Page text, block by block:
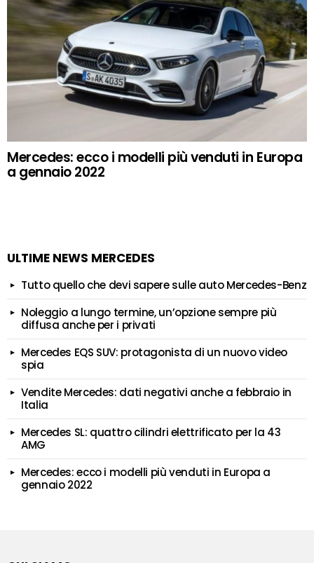
Mercedes: ecco i modelli più venduti in Europa
a gennaio 2022
ULTIME NEWS MERCEDES
Tutto quello che devi sapere sulle auto Mercedes-Benz
Noleggio a lungo termine, un’opzione sempre più
diffusa anche per i privati
Mercedes EQS SUV: protagonista di un nuovo video
spia
Vendite Mercedes: dati negativi anche a febbraio in
Italia
Mercedes SL: quattro cilindri elettrificato per la 43
AMG
Mercedes: ecco i modelli più venduti in Europa a
gennaio 2022